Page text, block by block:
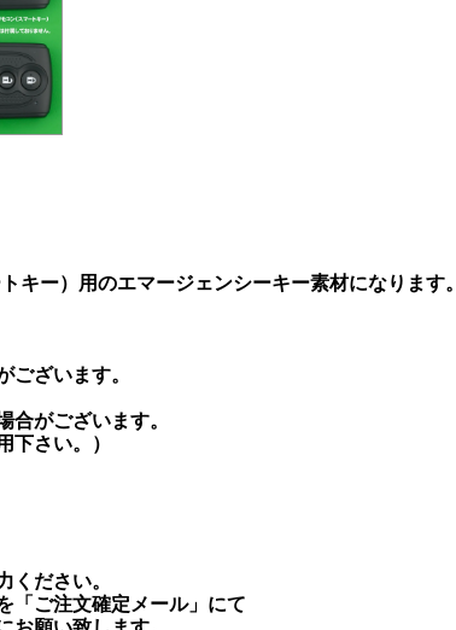
キー）用のエマージェンシーキー素材になります。
ございます。
合がございます。
さい。）
ださい。
「ご注文確定メール」にて